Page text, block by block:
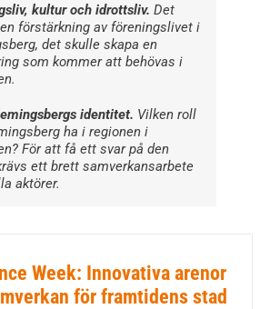
kultur och idrottsliv. Det
förstärkning av föreningslivet i
det skulle skapa en
som kommer att behövas i
identitet. Vilken roll
ha i regionen i
För att få ett svar på den
ett brett samverkansarbete
aktörer.
Week: Innovativa arenor
för framtidens stad